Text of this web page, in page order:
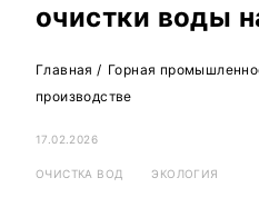
Геологоразведка
Обогащение
очистки воды
Главная / Горная
производстве
17.02.2026
ОЧИСТКА ВОД ЭКОЛОГИЯ